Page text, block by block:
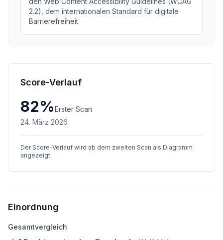
2.2), dem internationalen Standard für digitale
Barrierefreiheit.
Score-Verlauf
82%Erster Scan
24. März 2026
Der Score-Verlauf wird ab dem zweiten Scan als Diagramm
angezeigt.
Einordnung
Gesamtvergleich